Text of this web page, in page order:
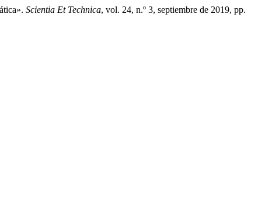
Scientia Et Technica, vol. 24, n.º 3, septiembre de 2019, pp.